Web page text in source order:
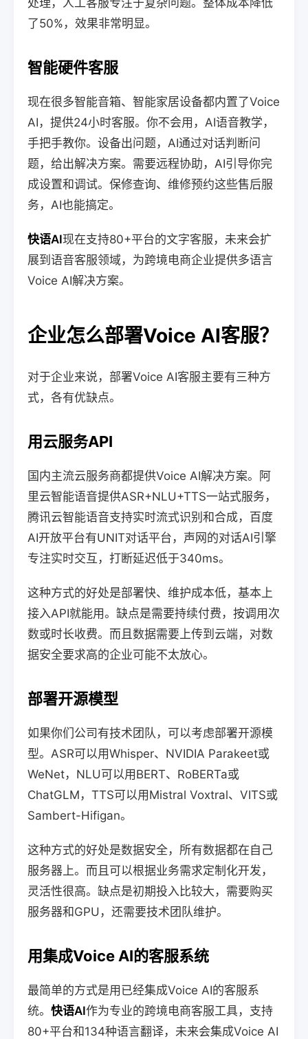
处理，人工客服专注于复杂问题。整体成本降低
了50%，效果非常明显。
智能硬件客服
现在很多智能音箱、智能家居设备都内置了Voice
AI，提供24小时客服。你不会用，AI语音教学，
手把手教你。设备出问题，AI通过对话判断问
题，给出解决方案。需要远程协助，AI引导你完
成设置和调试。保修查询、维修预约这些售后服
务，AI也能搞定。
快语AI现在支持80+平台的文字客服，未来会扩
展到语音客服领域，为跨境电商企业提供多语言
Voice AI解决方案。
企业怎么部署Voice AI客服？
对于企业来说，部署Voice AI客服主要有三种方
式，各有优缺点。
用云服务API
国内主流云服务商都提供Voice AI解决方案。阿
里云智能语音提供ASR+NLU+TTS一站式服务，
腾讯云智能语音支持实时流式识别和合成，百度
AI开放平台有UNIT对话平台，声网的对话AI引擎
专注实时交互，打断延迟低于340ms。
这种方式的好处是部署快、维护成本低，基本上
接入API就能用。缺点是需要持续付费，按调用次
数或时长收费。而且数据需要上传到云端，对数
据安全要求高的企业可能不太放心。
部署开源模型
如果你们公司有技术团队，可以考虑部署开源模
型。ASR可以用Whisper、NVIDIA Parakeet或
WeNet，NLU可以用BERT、RoBERTa或
ChatGLM，TTS可以用Mistral Voxtral、VITS或
Sambert-Hifigan。
这种方式的好处是数据安全，所有数据都在自己
服务器上。而且可以根据业务需求定制化开发，
灵活性很高。缺点是初期投入比较大，需要购买
服务器和GPU，还需要技术团队维护。
用集成Voice AI的客服系统
最简单的方式是用已经集成Voice AI的客服系
统。 快语AI作为专业的跨境电商客服工具，支持
80+平台和134种语言翻译，未来会集成Voice AI